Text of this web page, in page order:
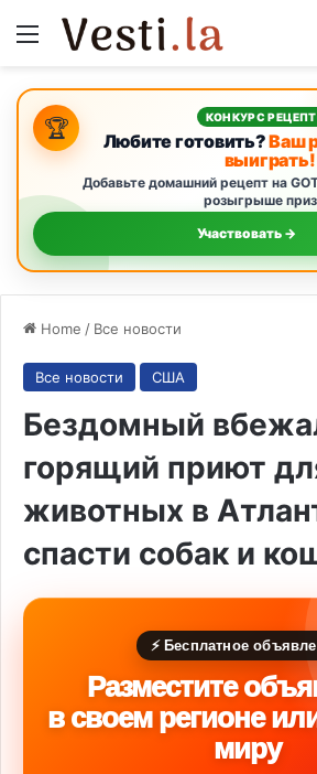
Menu
🏆 КОНКУРС
Любите готовить?Ваш
выиграть!
Добавьте домашний рецепт на
розыгрыше
Участвовать →
Home / Все новости
Все новости США
Бездомный
горящий приют
животных в
спасти собак и
⚡ Бесплатное
Разместите
в своем регионе
миру